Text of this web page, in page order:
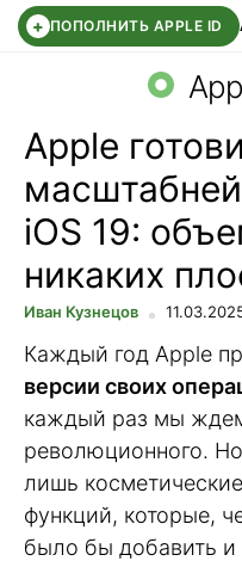
+ ПОПОЛНИТЬ APPLE ID
СБЕР КИДС ЧАТ
Apple
iOS 19:
никаких
Иван Кузнецов
Каждый год Apple
версии своих
каждый раз мы
революционного.
лишь
функций, которые,
было бы добавить